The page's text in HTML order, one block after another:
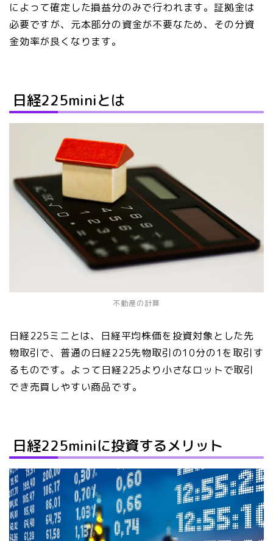
によって確定した損益分のみで行われます。証拠金は
必要ですが、元本部分の資金が不要なため、その分資
金効率が良くなります。
日経225miniとは
不動産の計算
日経225ミニとは、日経平均株価を投資対象とした先
物取引で、普通の日経225先物取引の10分の1を取引す
るものです。よって日経225より小さなロットで取引
でき売買しやすい商品です。
日経225miniに投資するメリット